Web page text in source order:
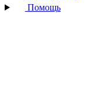
Помощь